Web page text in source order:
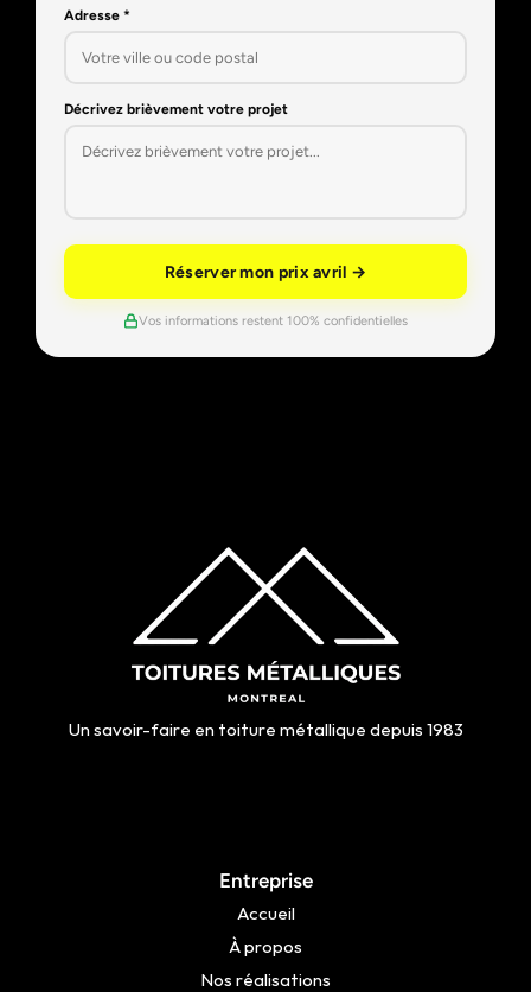
Adresse *
Décrivez brièvement votre projet
Réserver mon prix avril →
Vos informations restent 100% confidentielles
Un savoir-faire en toiture métallique depuis 1983
Entreprise
Accueil
À propos
Nos réalisations